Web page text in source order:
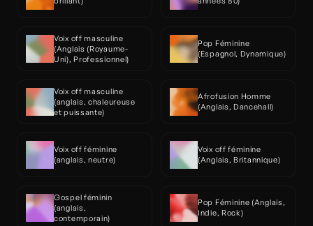
Voix off masculine
(Anglais (Royaume-
Uni), Professionnel)
Pop Féminine
(Espagnol, Dynamique)
Voix off masculine
(anglais, chaleureuse
et puissante)
Afrofusion Homme
(Anglais, Dancehall)
Voix off féminine
(anglais, neutre)
Voix off féminine
(Anglais, Britannique)
Gospel féminin
(anglais,
contemporain)
Pop Féminine (Anglais,
Indie, Rock)